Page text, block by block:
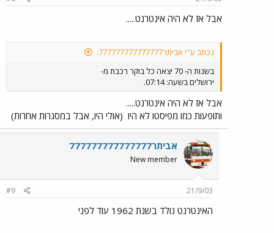
עברו הפלילי ונתגלה כי זהו בעצם נוכל שהצליח לעבוד על חצי עולם
תום ההליכים. לאחר זמן מה התבשר בואנו כי וא יכול לחזור וללמד בכפר
הנוער, והוא שמח מאוד מאוד,את דבר מעשיה של בתו התמימה הוא
הסתיר וסיפר זאת רק לאשתו, ואשתו: "נו מילא, שליח היית משמיים על
מנת לעצור את הנוכל הזה בטרם יטנף ידיו על בנות ישראל החסודות
ויגנוב רכוש לא לו"
אבל אז לא היה אינטרנט.....
נכתב ע"י אביתר777777777777777:
בשנות ה- 70 יצאה כל בוקר רכבת מ-
ירושלים בשעה: 07:14.
אבל אז לא היה אינטרנט.....
ותופעות כמו מפיסטו לא היו (אולי היו, אבל במסגרות אחרות)
אביתר777777777777777
New member
21/9/03
#9
האינטרנט נולד בשנת 1962 עוד לפני